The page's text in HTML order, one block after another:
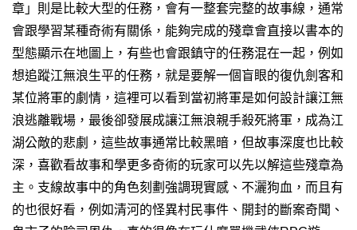
章」則是比較大型的任務，會有一整套完整的故事線，通常
會跟學習某種奇術有關係，能夠完成的殘章會直接以書本的
型態顯示在地圖上，有些也會跟鎮守的任務混在一起， 例如
想追蹤江無浪生平的任務，就是要解一個盲眼的復仇劍客和
某位將軍的劇情，這裡可以看到當初將軍是如何設計讓江無
浪逃離戰場，最後卻發展成讓江無浪親手殺死將軍，成為江
湖公敵的悲劇，這些故事通常比較黑暗，但故事深度也比較
深，喜歡看故事和學更多奇術的玩家可以先以解這些殘章為
主。 支線故事中的角色刻劃強調現實感、不灑狗血，而且有
的也很好看，例如清河的怪異村民事件、開封的斷案奇聞、